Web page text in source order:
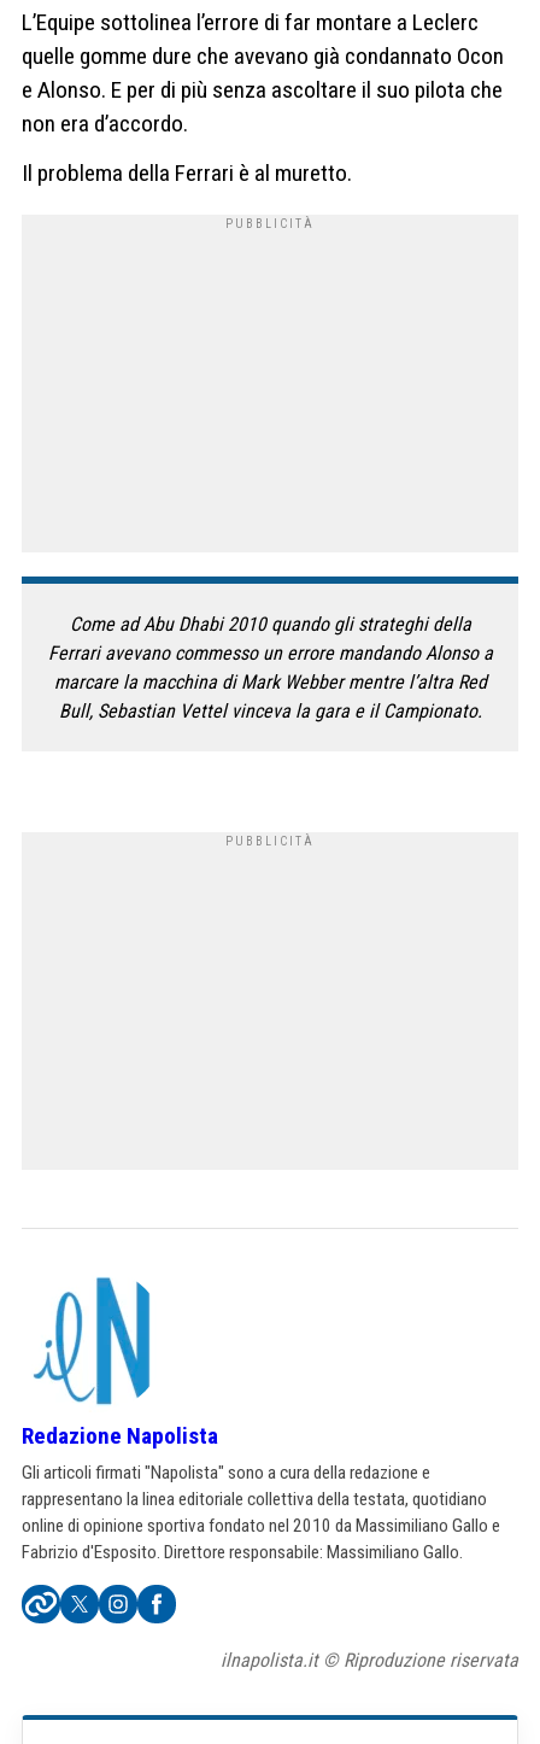
L’Equipe sottolinea l’errore di far montare a Leclerc
quelle gomme dure che avevano già condannato Ocon
e Alonso. E per di più senza ascoltare il suo pilota che
non era d’accordo.
Il problema della Ferrari è al muretto.
Come ad Abu Dhabi 2010 quando gli strateghi della
Ferrari avevano commesso un errore mandando Alonso a
marcare la macchina di Mark Webber mentre l’altra Red
Bull, Sebastian Vettel vinceva la gara e il Campionato.
Redazione Napolista
Gli articoli firmati "Napolista" sono a cura della redazione e
rappresentano la linea editoriale collettiva della testata, quotidiano
online di opinione sportiva fondato nel 2010 da Massimiliano Gallo e
Fabrizio d'Esposito. Direttore responsabile: Massimiliano Gallo.
ilnapolista.it © Riproduzione riservata